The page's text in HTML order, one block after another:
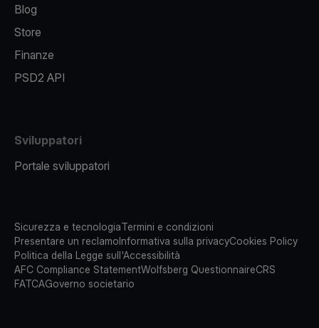
Blog
Store
Finanze
PSD2 API
Sviluppatori
Portale sviluppatori
Sicurezza e tecnologiaTermini e condizioni
Presentare un reclamoInformativa sulla privacyCookies Policy
Politica della Legge sull'Accessibilità
AFC Compliance StatementWolfsberg QuestionnaireCRS
FATCAGoverno societario